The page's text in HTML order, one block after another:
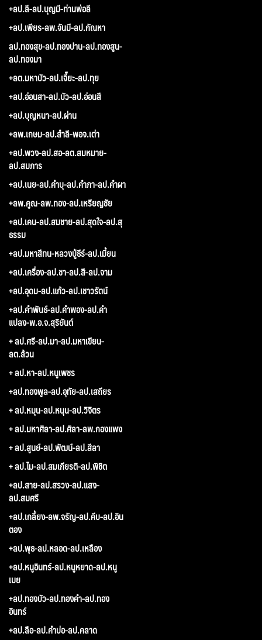
+ลป.ลี-ลป.บุญมี-ท่านพ่อลี
+ลป.เพียร-ลพ.จันมี-ลป.กัณหา
ลป.ทองสุข-ลป.ทองปาน-ลป.ทองสูน-
ลป.ทองมา
+ลต.มหาบัว-ลป.เจี๊ยะ-ลป.ทุย
+ลป.อ่อนสา-ลป.บัว-ลป.อ่อนสี
+ลป.บุญหนา-ลป.ผ่าน
+ลพ.เกษม-ลป.สำลี-พอจ.เต่า
+ลป.พวง-ลป.สอ-ลต.สมหมาย-
ลป.สมภาร
+ลป.เนย-ลป.คำบุ-ลป.คำภา-ลป.คำผา
+ลพ.คูณ-ลพ.ทอง-ลป.เหรียญชัย
+ลป.เคน-ลป.สมชาย-ลป.สุดใจ-ลป.สุ
ธรรม
+ลป.มหาสีทน-หลวงปู่ธีร์-ลป.เมี้ยน
+ลป.เครื่อง-ลป.ชา-ลป.สี-ลป.จาม
+ลป.อุดม-ลป.แก้ว-ลป.เชาวรัตน์
+ลป.คำพันธ์-ลป.คำพอง-ลป.คำ
แปลง-พ.อ.จ.สุริยันต์
+ ลป.ศรี-ลป.มา-ลป.มหาเขียน-
ลต.ล้วน
+ ลป.หา-ลป.หนูเพชร
+ลป.ทองพูล-ลป.อุทัย-ลป.เสถียร
+ ลป.หมุน-ลป.หนุน-ลป.วิจิตร
+ ลป.มหาศิลา-ลป.ศิลา-ลพ.กองแพง
+ ลป.สูนย์-ลป.พัฒน์-ลป.สีลา
+ ลป.ไม-ลป.สมเกียรติ-ลป.พิชิต
+ลป.สาย-ลป.สรวง-ลป.แสง-
ลป.สมศรี
+ลป.เกลี้ยง-ลพ.จรัญ-ลป.คีบ-ลป.อิน
ตอง
+ลป.พุธ-ลป.หลอด-ลป.เหลือง
+ลป.หนูอินทร์-ลป.หนูหยาด-ลป.หนู
เมย
+ลป.ทองบัว-ลป.ทองคำ-ลป.ทอง
อินทร์
+ลป.ลือ-ลป.คำบ่อ-ลป.คลาด